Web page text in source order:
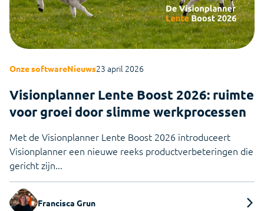
Onze softwareNieuws23 april 2026
Visionplanner Lente Boost 2026: ruimte
voor groei door slimme werkprocessen
Met de Visionplanner Lente Boost 2026 introduceert
Visionplanner een nieuwe reeks productverbeteringen die
gericht zijn...
Francisca Grun